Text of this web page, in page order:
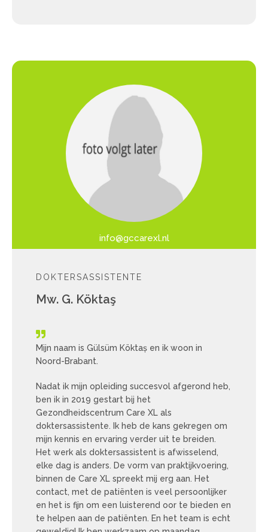
info@gccarexl.nl
DOKTERSASSISTENTE
Mw. G. Köktaş
Mijn naam is Gülsüm Köktaș en ik woon in
Noord-Brabant.
Nadat ik mijn opleiding succesvol afgerond heb,
ben ik in 2019 gestart bij het
Gezondheidscentrum Care XL als
doktersassistente. Ik heb de kans gekregen om
mijn kennis en ervaring verder uit te breiden.
Het werk als doktersassistent is afwisselend,
elke dag is anders. De vorm van praktijkvoering,
binnen de Care XL spreekt mij erg aan. Het
contact, met de patiënten is veel persoonlijker
en het is fijn om een luisterend oor te bieden en
te helpen aan de patiënten. En het team is echt